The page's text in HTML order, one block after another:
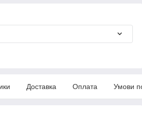
Доставка Оплата Умови